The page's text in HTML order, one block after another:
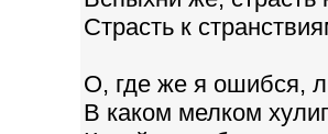
Страсть к
О, где же я ошибся,
В каком мелком